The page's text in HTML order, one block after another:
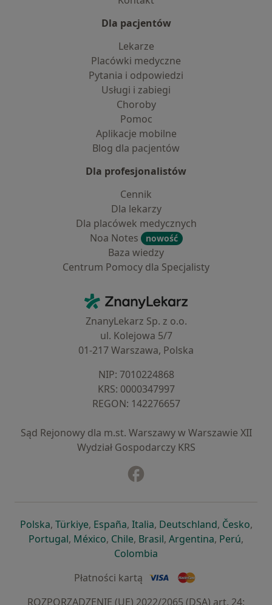
Dla pacjentów
Lekarze
Placówki medyczne
Pytania i odpowiedzi
Usługi i zabiegi
Choroby
Pomoc
Aplikacje mobilne
Blog dla pacjentów
Dla profesjonalistów
Cennik
Dla lekarzy
Dla placówek medycznych
Noa Notes
nowość
Baza wiedzy
Centrum Pomocy dla Specjalisty
ZnanyLekarz - Strona główna
ZnanyLekarz Sp. z o.o.
ul. Kolejowa 5/7
01-217 Warszawa, Polska
NIP: ⁠7010224868
KRS: ⁠0000347997
REGON: ⁠142276657
Sąd Rejonowy dla m.st. Warszawy w Warszawie XII
Wydział Gospodarczy KRS
Polskaotwiera się w nowej karcie
, Türkiyeotwiera się w nowej karcie
, Españaotwiera się w nowej karcie
, Italiaotwiera się w nowej
, Deutschlandotwiera się
, Česko,
Portugalotwiera się w nowej karcie
, Méxicootwiera się w nowej karcie
, Chileotwiera się w nowej karcie
, Brasilotwiera się w nowej
, Argentinaotwiera się
, Perú,
Colombia
Płatności kartą
ROZPORZĄDZENIE (UE) 2022/2065 (DSA) art. 24: